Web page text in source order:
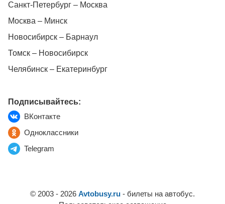
Санкт-Петербург – Москва
Москва – Минск
Новосибирск – Барнаул
Томск – Новосибирск
Челябинск – Екатеринбург
Подписывайтесь:
ВКонтакте
Одноклассники
Telegram
© 2003 - 2026 Avtobusy.ru - билеты на автобус.